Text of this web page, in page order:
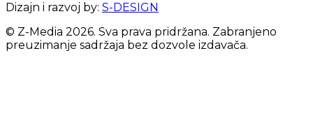
Dizajn i razvoj by: S-DESIGN
© Z-Media 2026. Sva prava pridržana. Zabranjeno
preuzimanje sadržaja bez dozvole izdavača.